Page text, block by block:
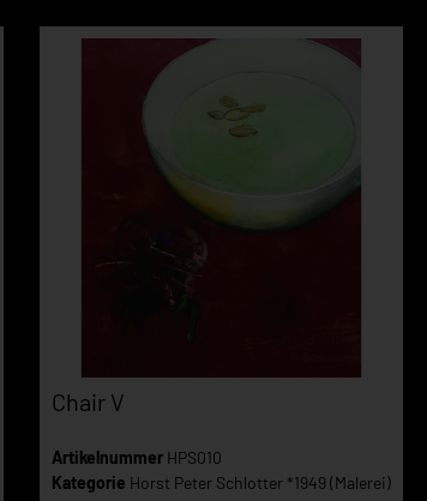
Chair V
Artikelnummer HPS010
Kategorie Horst Peter Schlotter *1949 (Malerei)